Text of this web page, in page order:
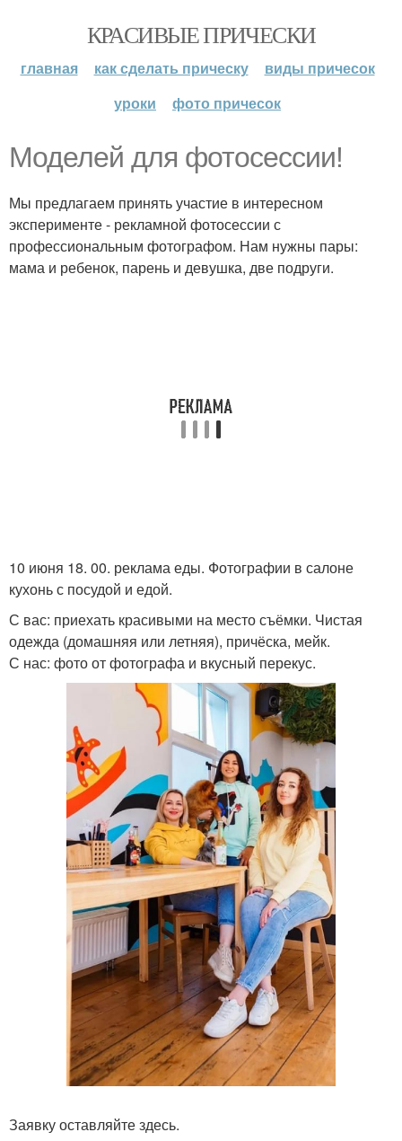
КРАСИВЫЕ ПРИЧЕСКИ
главная как сделать прическу
виды причесок
уроки
фото причесок
Моделей для фотосессии!
Мы предлагаем принять участие в интересном
эксперименте - рекламной фотосессии с
профессиональным фотографом. Нам нужны пары:
мама и ребенок, парень и девушка, две подруги.
10 июня 18. 00. реклама еды. Фотографии в салоне
кухонь с посудой и едой.
С вас: приехать красивыми на место съёмки. Чистая
одежда (домашняя или летняя), причёска, мейк.
С нас: фото от фотографа и вкусный перекус.
Заявку оставляйте здесь.